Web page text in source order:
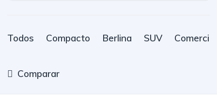
Todos Compacto Berlina SUV Comercial
Comparar